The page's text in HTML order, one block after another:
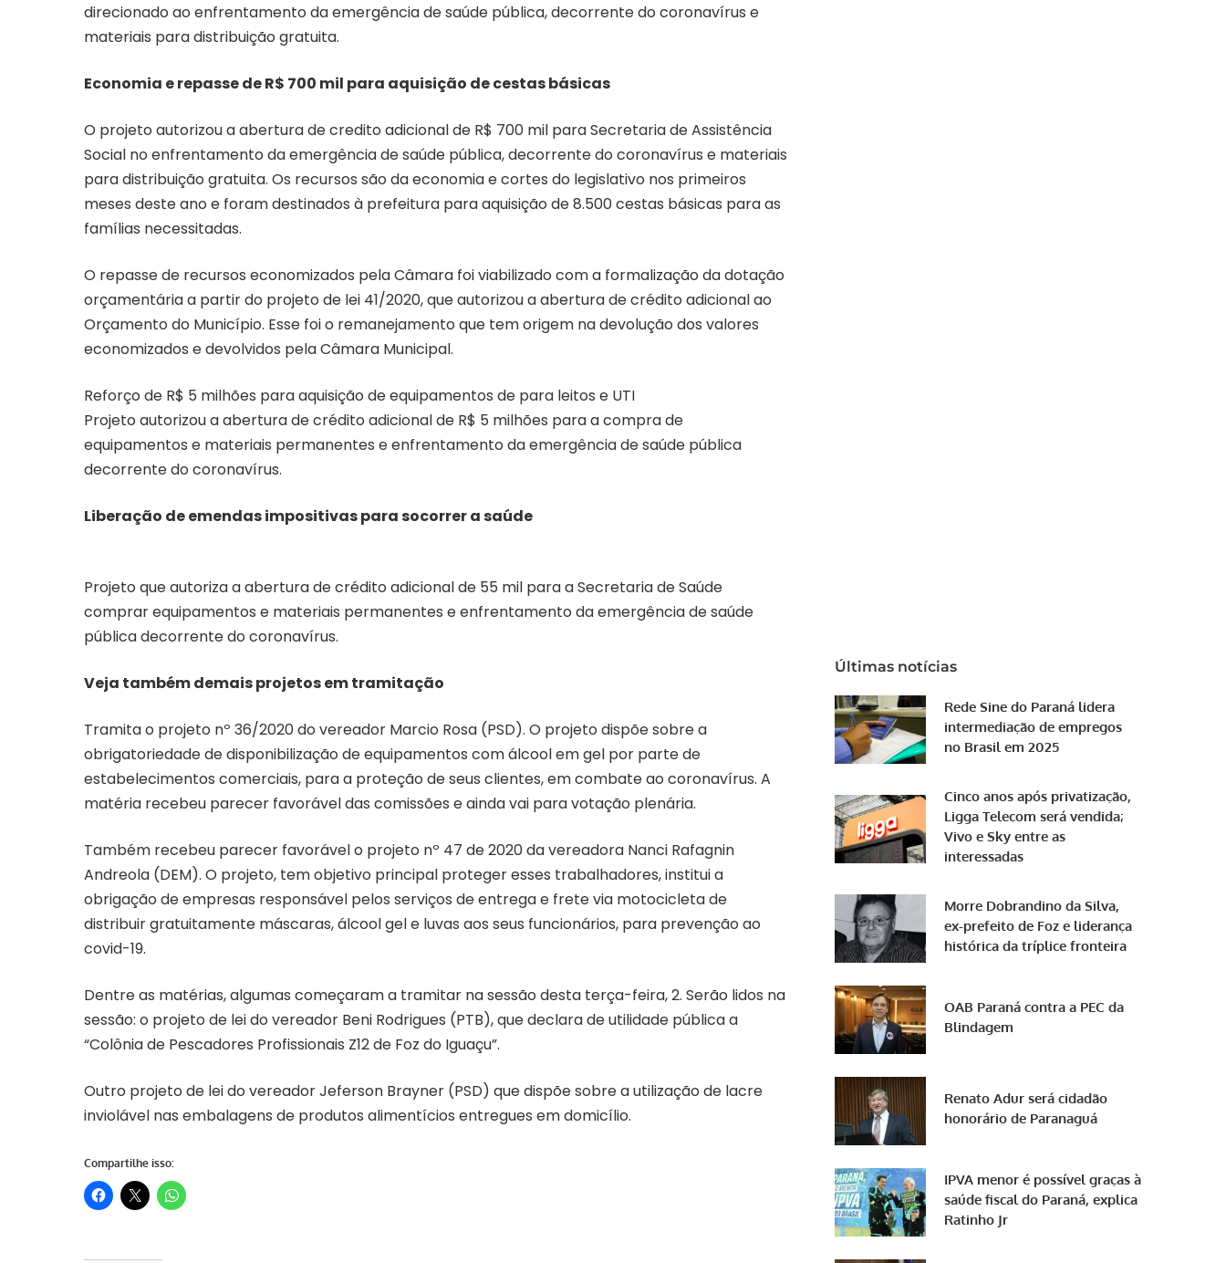
direcionado ao enfrentamento da emergência de saúde pública, decorrente do coronavírus e
materiais para distribuição gratuita.
Economia e repasse de R$ 700 mil para aquisição de cestas básicas
O projeto autorizou a abertura de credito adicional de R$ 700 mil para Secretaria de Assistência
Social no enfrentamento da emergência de saúde pública, decorrente do coronavírus e materiais
para distribuição gratuita. Os recursos são da economia e cortes do legislativo nos primeiros
meses deste ano e foram destinados à prefeitura para aquisição de 8.500 cestas básicas para as
famílias necessitadas.
O repasse de recursos economizados pela Câmara foi viabilizado com a formalização da dotação
orçamentária a partir do projeto de lei 41/2020, que autorizou a abertura de crédito adicional ao
Orçamento do Município. Esse foi o remanejamento que tem origem na devolução dos valores
economizados e devolvidos pela Câmara Municipal.
Reforço de R$ 5 milhões para aquisição de equipamentos de para leitos e UTI
Projeto autorizou a abertura de crédito adicional de R$ 5 milhões para a compra de
equipamentos e materiais permanentes e enfrentamento da emergência de saúde pública
decorrente do coronavírus.
Liberação de emendas impositivas para socorrer a saúde
Projeto que autoriza a abertura de crédito adicional de 55 mil para a Secretaria de Saúde
comprar equipamentos e materiais permanentes e enfrentamento da emergência de saúde
pública decorrente do coronavírus.
Veja também demais projetos em tramitação
Tramita o projeto nº 36/2020 do vereador Marcio Rosa (PSD). O projeto dispõe sobre a
obrigatoriedade de disponibilização de equipamentos com álcool em gel por parte de
estabelecimentos comerciais, para a proteção de seus clientes, em combate ao coronavírus. A
matéria recebeu parecer favorável das comissões e ainda vai para votação plenária.
Também recebeu parecer favorável o projeto nº 47 de 2020 da vereadora Nanci Rafagnin
Andreola (DEM). O projeto, tem objetivo principal proteger esses trabalhadores, institui a
obrigação de empresas responsável pelos serviços de entrega e frete via motocicleta de
distribuir gratuitamente máscaras, álcool gel e luvas aos seus funcionários, para prevenção ao
covid-19.
Dentre as matérias, algumas começaram a tramitar na sessão desta terça-feira, 2. Serão lidos na
sessão: o projeto de lei do vereador Beni Rodrigues (PTB), que declara de utilidade pública a
“Colônia de Pescadores Profissionais Z12 de Foz do Iguaçu”.
Outro projeto de lei do vereador Jeferson Brayner (PSD) que dispõe sobre a utilização de lacre
inviolável nas embalagens de produtos alimentícios entregues em domicílio.
Compartilhe isso:
Últimas notícias
Rede Sine do Paraná lidera
intermediação de empregos
no Brasil em 2025
Cinco anos após privatização,
Ligga Telecom será vendida;
Vivo e Sky entre as
interessadas
Morre Dobrandino da Silva,
ex-prefeito de Foz e liderança
histórica da tríplice fronteira
OAB Paraná contra a PEC da
Blindagem
Renato Adur será cidadão
honorário de Paranaguá
IPVA menor é possível graças à
saúde fiscal do Paraná, explica
Ratinho Jr